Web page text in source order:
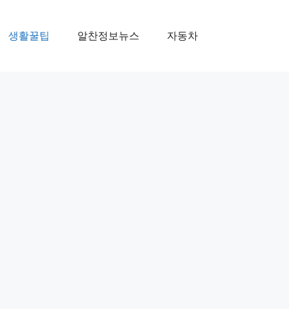
생활꿀팁 알찬정보뉴스 자동차